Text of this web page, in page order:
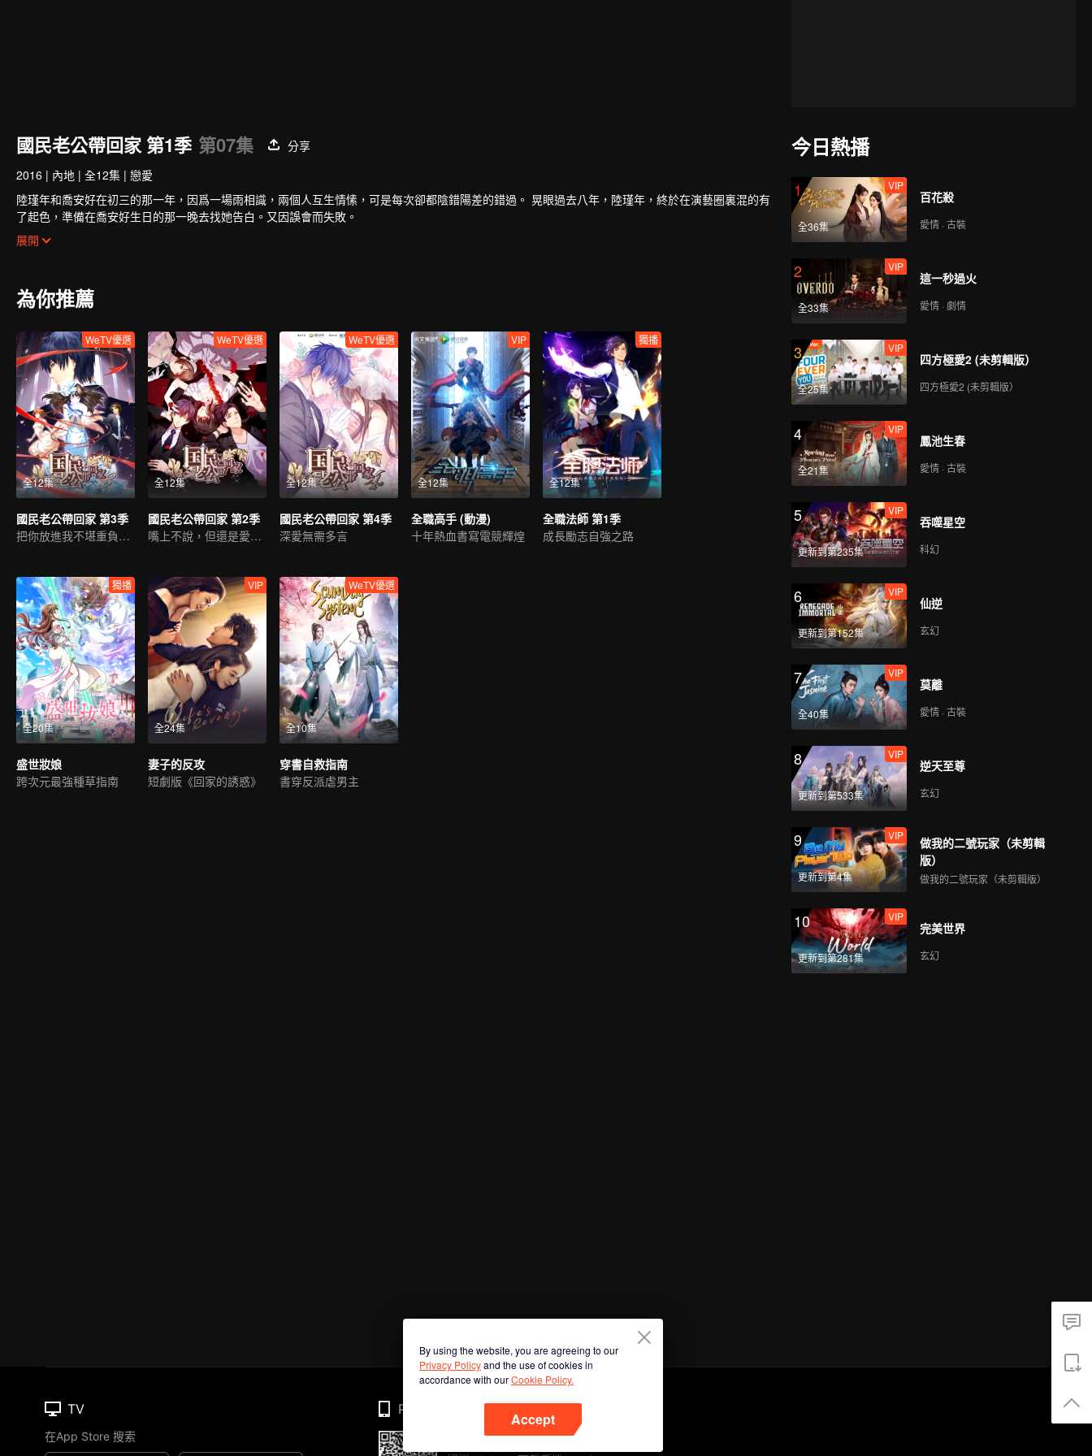
國民老公帶回家 第1季 第07集
分享
2016 | 內地 | 全12集 | 戀愛
陸瑾年和喬安好在初三的那一年，因爲一場雨相識，兩個人互生情愫，可是每次卻都陰錯陽差的錯過。 晃眼過去八年，陸瑾年，終於在演藝圈裏混的有
了起色，準備在喬安好生日的那一晚去找她告白。又因誤會而失敗。
五年後，韓如初找了陸瑾年來扮演許嘉木，然後並放出和喬安好聯姻的消息，企圖以穩住家族企業，曾經互相暗戀的兩個人，再次重逢，並開始扮演假
未婚夫妻。兩人的關係卻因之前的誤會處於冰封狀態。直到陸瑾年兩人互相坦露心跡，重修舊好。
展開
為你推薦
全12集
WeTV優選
國民老公帶回家 第3季
把你放進我不堪重負的心底
全12集
WeTV優選
國民老公帶回家 第2季
嘴上不說，但還是愛着你
全12集
WeTV優選
國民老公帶回家 第4季
深愛無需多言
全12集
VIP
全職高手 (動漫)
十年熱血書寫電競輝煌
全12集
獨播
全職法師 第1季
成長勵志自強之路
全20集
獨播
盛世妝娘
跨次元最強種草指南
全24集
VIP
妻子的反攻
短劇版《回家的誘惑》
全10集
WeTV優選
穿書自救指南
書穿反派虐男主
今日熱播
1
全36集
VIP
百花殺
愛情 · 古裝
2
全33集
VIP
這一秒過火
愛情 · 劇情
3
全25集
VIP
四方極愛2 (未剪輯版）
四方極愛2 (未剪輯版）
4
全21集
VIP
鳳池生春
愛情 · 古裝
5
更新到第235集
VIP
吞噬星空
科幻
6
更新到第152集
VIP
仙逆
玄幻
7
全40集
VIP
莫離
愛情 · 古裝
8
更新到第533集
VIP
逆天至尊
玄幻
9
更新到第4集
VIP
做我的二號玩家（未剪輯
版）
做我的二號玩家（未剪輯版）
10
更新到第281集
VIP
完美世界
玄幻
By using the website, you are agreeing to our
Privacy Policyand the use of cookies in
accordance with ourCookie Policy.
Accept
TV
在App Store 搜索
Phone